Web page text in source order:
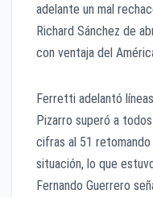
adelante un mal
Richard Sánchez de
con ventaja del
Ferretti adelantó
Pizarro superó a
cifras al 51
situación, lo que
Fernando Guerrero